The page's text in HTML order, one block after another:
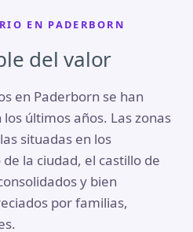
EN PADERBORN
del valor
en Paderborn se han
últimos años. Las zonas
situadas en los
la ciudad, el castillo de
y bien
por familias,